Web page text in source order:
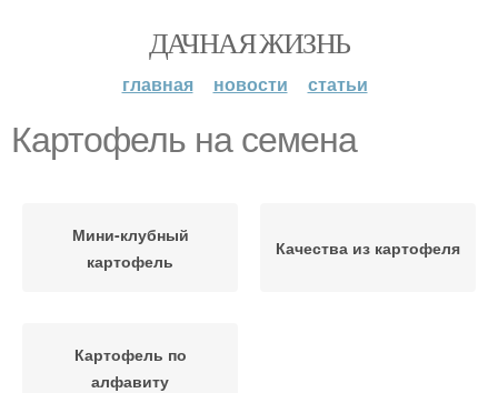
ДАЧНАЯ ЖИЗНЬ
главная новости статьи
Картофель на семена
Мини-клубный
картофель
Качества из картофеля
Картофель по
алфавиту